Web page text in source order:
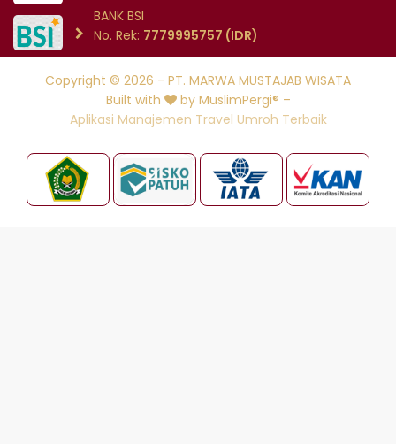
BANK BSI
No. Rek: 7779995757 (IDR)
Copyright © 2026 - PT. MARWA MUSTAJAB WISATA
Built with
by MuslimPergi® –
Aplikasi Manajemen Travel Umroh Terbaik